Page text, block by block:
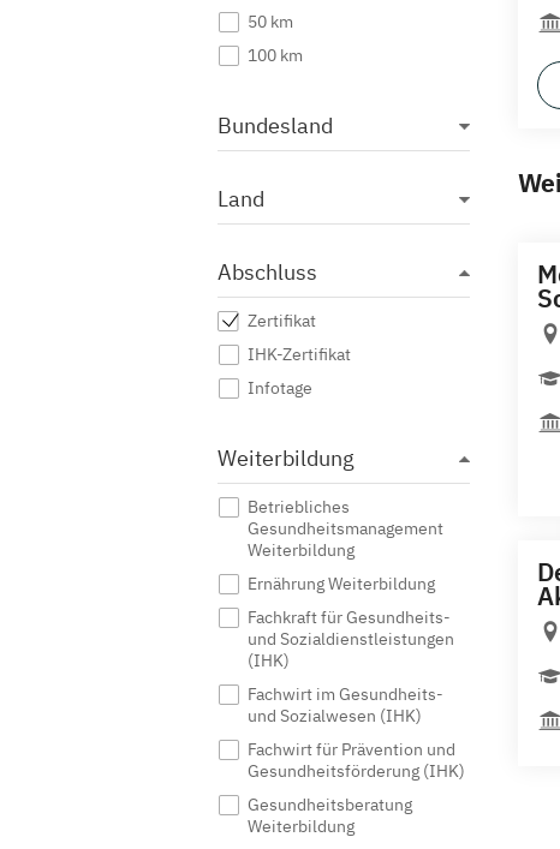
50 km
100 km
Bundesland
Land
Abschluss
Zertifikat
IHK-Zertifikat
Infotage
Weiterbildung
Betriebliches
Gesundheitsmanagement
Weiterbildung
Ernährung Weiterbildung
Fachkraft für Gesundheits-
und Sozialdienstleistungen
(IHK)
Fachwirt im Gesundheits-
und Sozialwesen (IHK)
Fachwirt für Prävention und
Gesundheitsförderung (IHK)
Gesundheitsberatung
Weiterbildung